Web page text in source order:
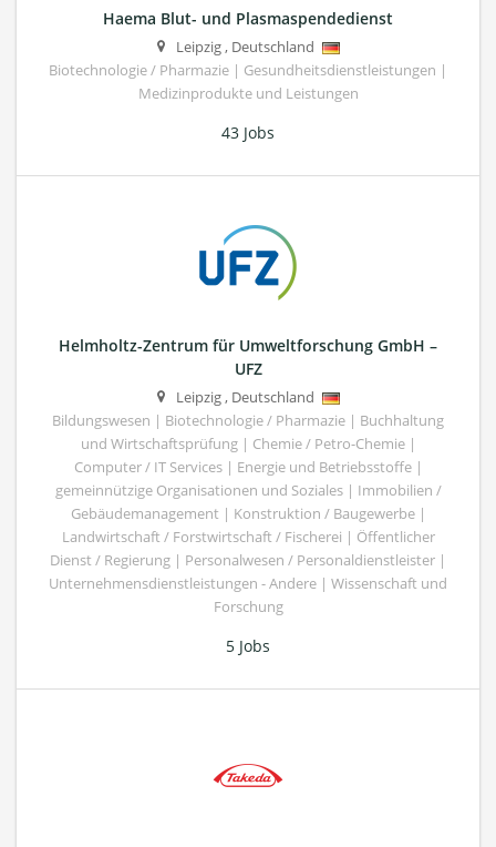
Haema Blut- und Plasmaspendedienst
Leipzig, Deutschland
Biotechnologie / Pharmazie | Gesundheitsdienstleistungen |
Medizinprodukte und Leistungen
43 Jobs
Helmholtz-Zentrum für Umweltforschung GmbH –
UFZ
Leipzig, Deutschland
Bildungswesen | Biotechnologie / Pharmazie | Buchhaltung
und Wirtschaftsprüfung | Chemie / Petro-Chemie |
Computer / IT Services | Energie und Betriebsstoffe |
gemeinnützige Organisationen und Soziales | Immobilien /
Gebäudemanagement | Konstruktion / Baugewerbe |
Landwirtschaft / Forstwirtschaft / Fischerei | Öffentlicher
Dienst / Regierung | Personalwesen / Personaldienstleister |
Unternehmensdienstleistungen - Andere | Wissenschaft und
Forschung
5 Jobs